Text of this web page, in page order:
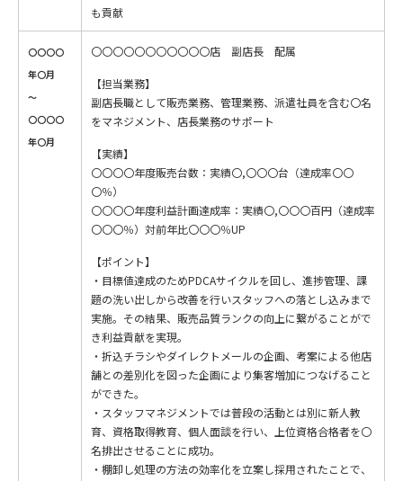
も貢献
〇〇〇〇
年〇月
～
〇〇〇〇
年〇月
〇〇〇〇〇〇〇〇〇〇〇店 副店長 配属
【担当業務】
副店長職として販売業務、管理業務、派遣社員を含む〇名
をマネジメント、店長業務のサポート
【実績】
〇〇〇〇年度販売台数：実績〇,〇〇〇台（達成率〇〇
〇％）
〇〇〇〇年度利益計画達成率：実績〇,〇〇〇百円（達成率
〇〇〇％）対前年比〇〇〇％UP
【ポイント】
・目標値達成のためPDCAサイクルを回し、進捗管理、課
題の洗い出しから改善を行いスタッフへの落とし込みまで
実施。その結果、販売品質ランクの向上に繋がることがで
き利益貢献を実現。
・折込チラシやダイレクトメールの企画、考案による他店
舗との差別化を図った企画により集客増加につなげること
ができた。
・スタッフマネジメントでは普段の活動とは別に新人教
育、資格取得教育、個人面談を行い、上位資格合格者を〇
名排出させることに成功。
・棚卸し処理の方法の効率化を立案し採用されたことで、